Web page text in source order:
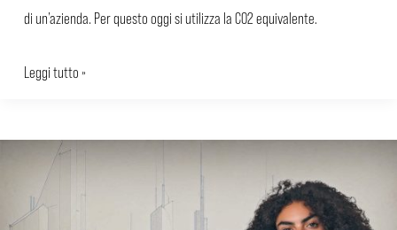
di un’azienda. Per questo oggi si utilizza la CO2 equivalente.
Leggi tutto »
Calcolo
delle
emissioni